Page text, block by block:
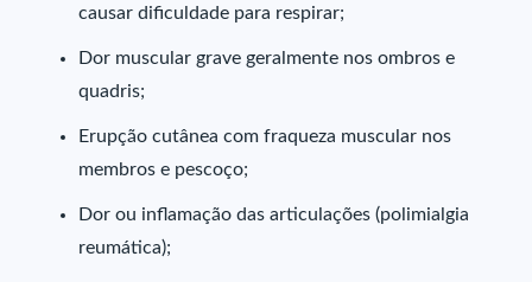
causar dificuldade para respirar;
Dor muscular grave geralmente nos ombros e
quadris;
Erupção cutânea com fraqueza muscular nos
membros e pescoço;
Dor ou inflamação das articulações (polimialgia
reumática);